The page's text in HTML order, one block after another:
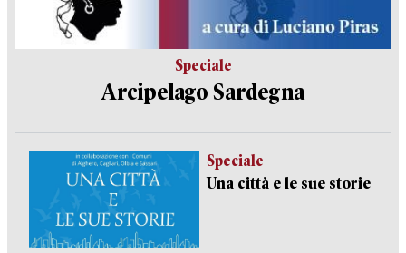
Speciale
Arcipelago Sardegna
Speciale
Una città e le sue storie